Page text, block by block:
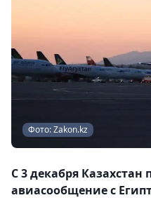
Фото: Zakon.kz
С 3 декабря Казахстан
авиасообщение с